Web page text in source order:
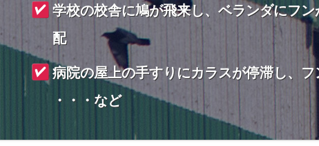
学校の校舎に鳩が飛来し、ベランダにフ
配
病院の屋上の手すりにカラスが停滞し、
・・・など